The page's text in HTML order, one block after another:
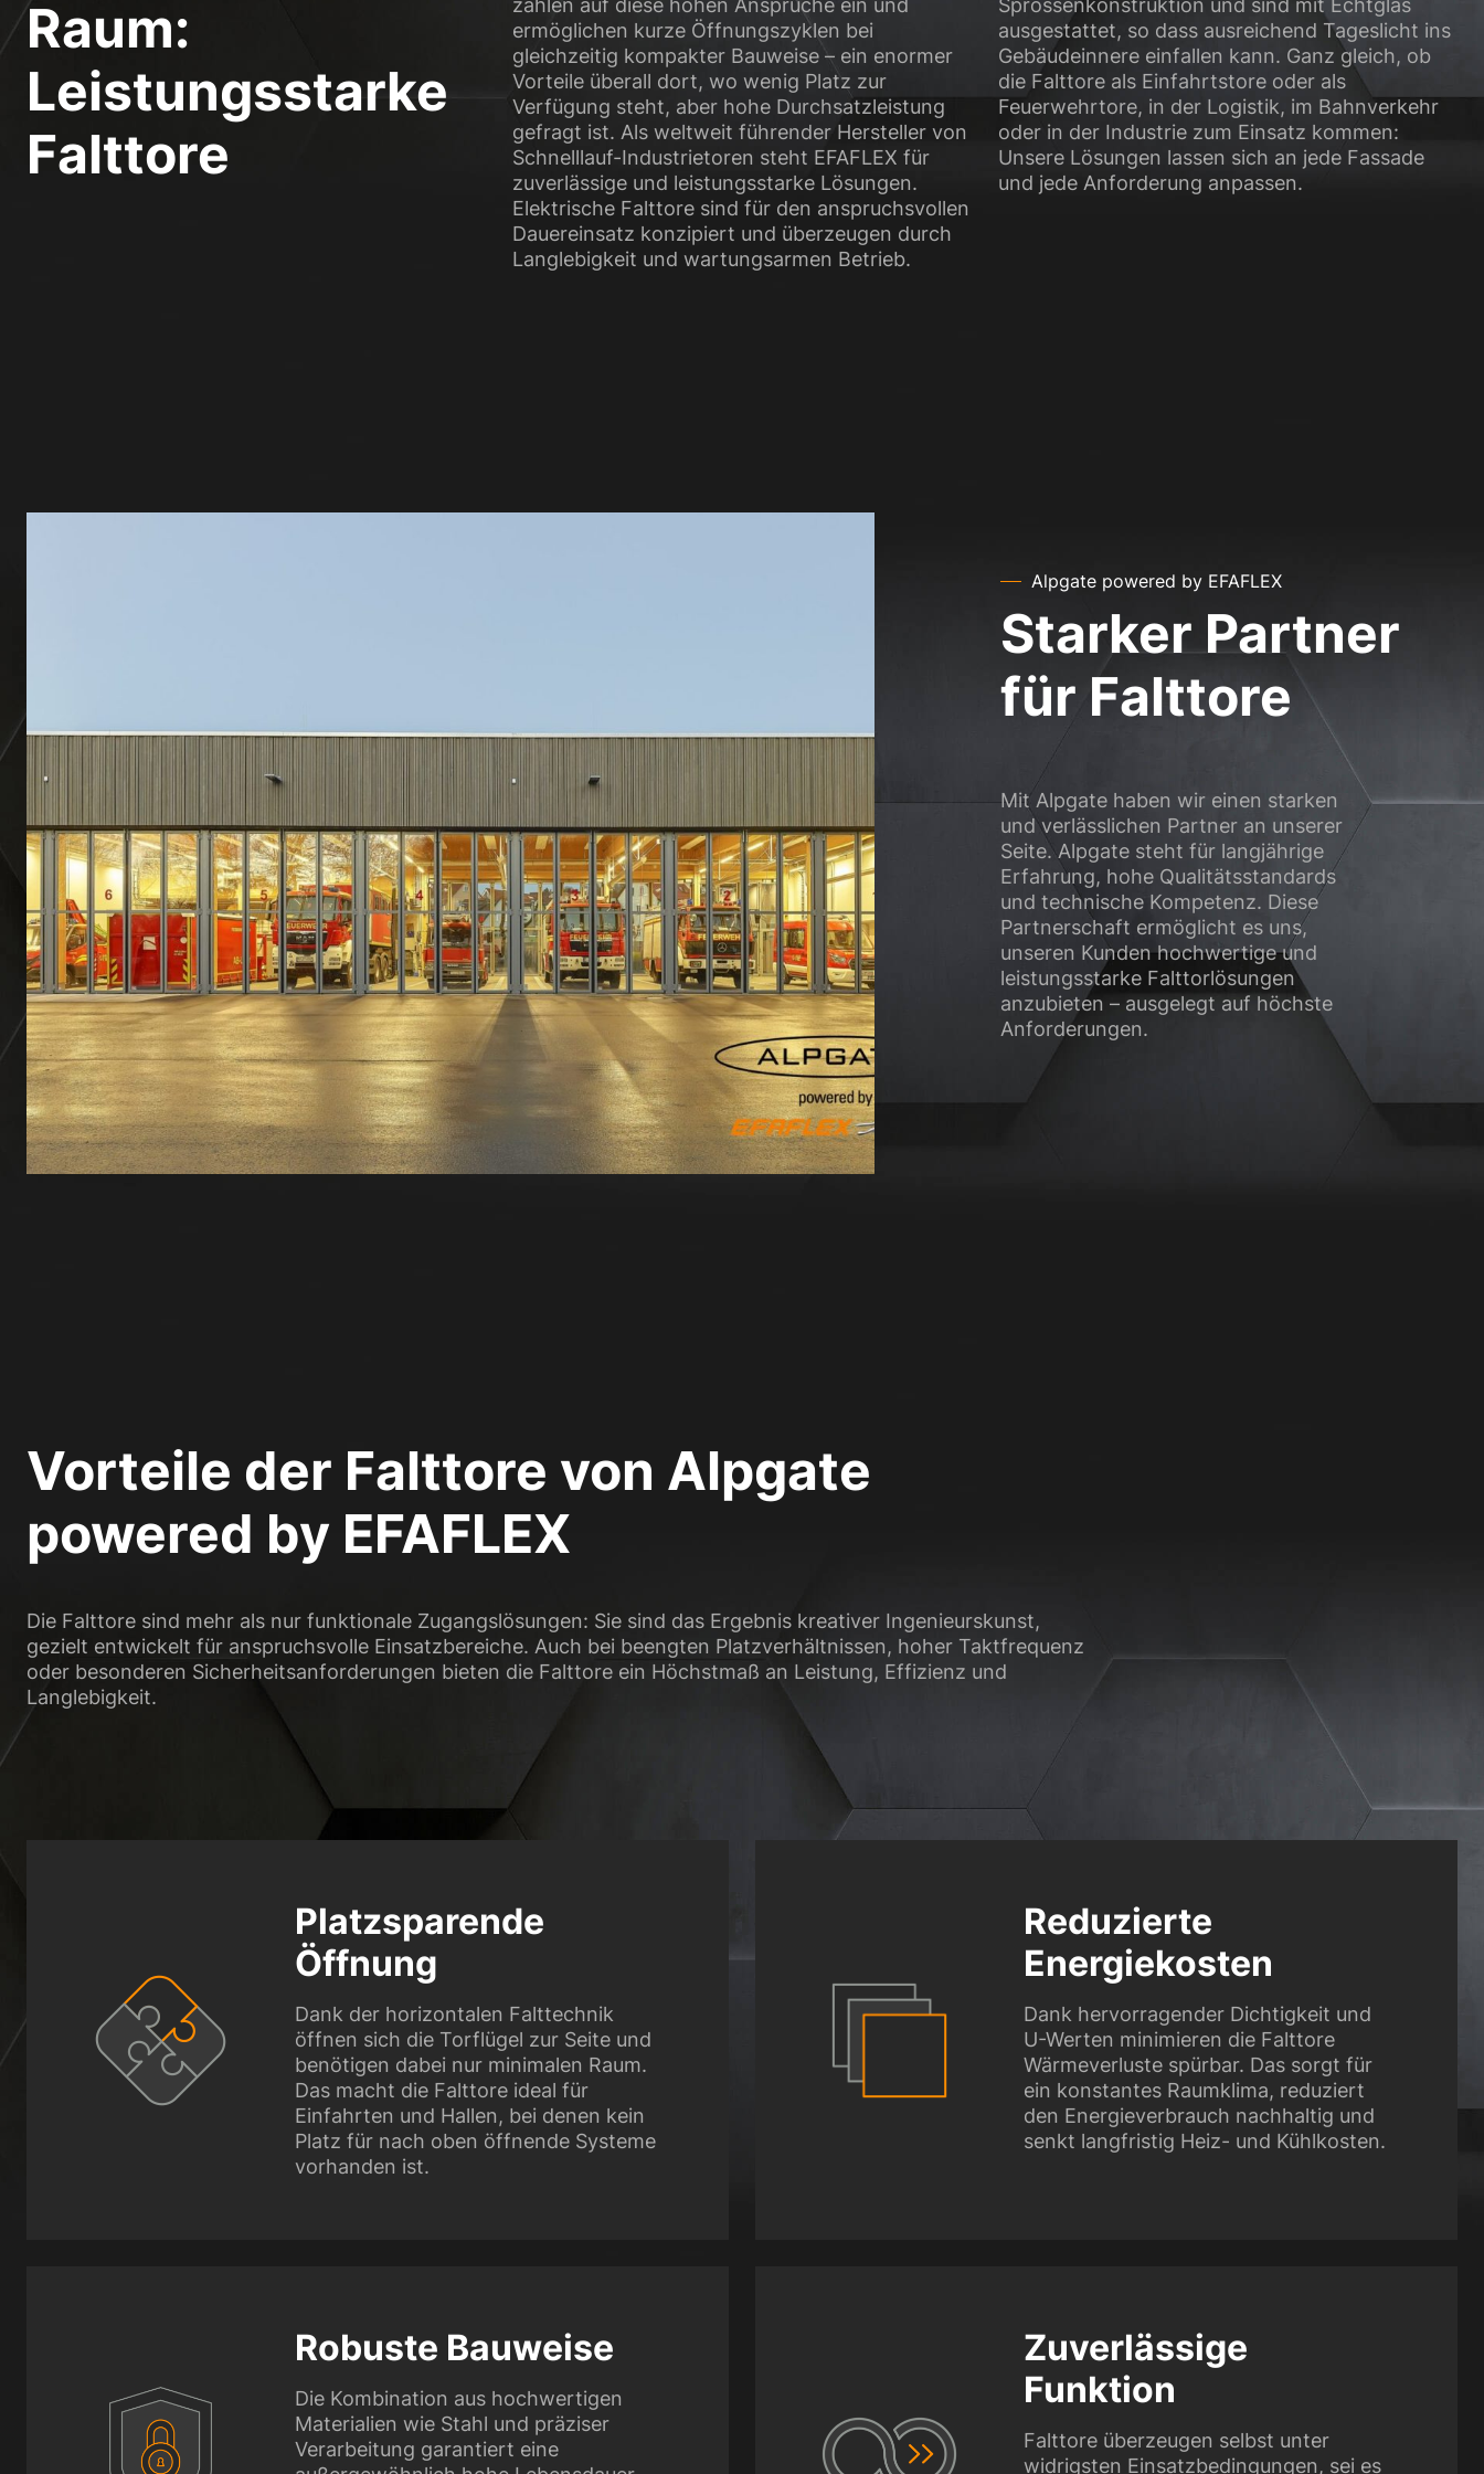
Raum:
Leistungsstarke
Falttore
zahlen auf diese hohen Ansprüche ein und
ermöglichen kurze Öffnungszyklen bei
gleichzeitig kompakter Bauweise – ein enormer
Vorteile überall dort, wo wenig Platz zur
Verfügung steht, aber hohe Durchsatzleistung
gefragt ist. Als weltweit führender Hersteller von
Schnelllauf-Industrietoren steht EFAFLEX für
zuverlässige und leistungsstarke Lösungen.
Elektrische Falttore sind für den anspruchsvollen
Dauereinsatz konzipiert und überzeugen durch
Langlebigkeit und wartungsarmen Betrieb.
Sprossenkonstruktion und sind mit Echtglas
ausgestattet, so dass ausreichend Tageslicht ins
Gebäudeinnere einfallen kann. Ganz gleich, ob
die Falttore als Einfahrtstore oder als
Feuerwehrtore, in der Logistik, im Bahnverkehr
oder in der Industrie zum Einsatz kommen:
Unsere Lösungen lassen sich an jede Fassade
und jede Anforderung anpassen.
Alpgate powered by EFAFLEX
Starker Partner
für Falttore
Mit Alpgate haben wir einen starken
und verlässlichen Partner an unserer
Seite. Alpgate steht für langjährige
Erfahrung, hohe Qualitätsstandards
und technische Kompetenz. Diese
Partnerschaft ermöglicht es uns,
unseren Kunden hochwertige und
leistungsstarke Falttorlösungen
anzubieten – ausgelegt auf höchste
Anforderungen.
Vorteile der Falttore von Alpgate
powered by EFAFLEX
Die Falttore sind mehr als nur funktionale Zugangslösungen: Sie sind das Ergebnis kreativer Ingenieurskunst,
gezielt entwickelt für anspruchsvolle Einsatzbereiche. Auch bei beengten Platzverhältnissen, hoher Taktfrequenz
oder besonderen Sicherheitsanforderungen bieten die Falttore ein Höchstmaß an Leistung, Effizienz und
Langlebigkeit.
Platzsparende
Öffnung
Dank der horizontalen Falttechnik
öffnen sich die Torflügel zur Seite und
benötigen dabei nur minimalen Raum.
Das macht die Falttore ideal für
Einfahrten und Hallen, bei denen kein
Platz für nach oben öffnende Systeme
vorhanden ist.
Reduzierte
Energiekosten
Dank hervorragender Dichtigkeit und
U-Werten minimieren die Falttore
Wärmeverluste spürbar. Das sorgt für
ein konstantes Raumklima, reduziert
den Energieverbrauch nachhaltig und
senkt langfristig Heiz- und Kühlkosten.
Robuste Bauweise
Die Kombination aus hochwertigen
Materialien wie Stahl und präziser
Verarbeitung garantiert eine
Zuverlässige
Funktion
Falttore überzeugen selbst unter
widrigsten Einsatzbedingungen, sei es